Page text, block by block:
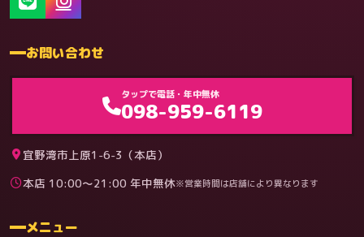
料金
お問い合わせ
タップで電話・年中無休
098-959-6119
宜野湾市上原1-6-3（本店）
本店 10:00〜21:00 年中無休※営業時間は店舗により異なります
メニュー